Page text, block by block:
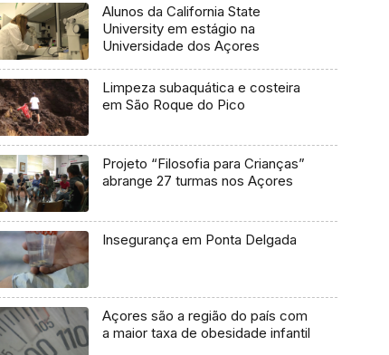
Alunos da California State
University em estágio na
Universidade dos Açores
Limpeza subaquática e costeira
em São Roque do Pico
Projeto “Filosofia para Crianças”
abrange 27 turmas nos Açores
Insegurança em Ponta Delgada
Açores são a região do país com
a maior taxa de obesidade infantil